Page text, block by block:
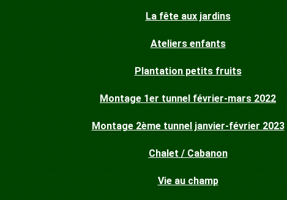
La fête aux jardins
Ateliers enfants
Plantation petits fruits
Montage 1er tunnel février-mars 2022
Montage 2ème tunnel janvier-février 2023
Chalet / Cabanon
Vie au champ